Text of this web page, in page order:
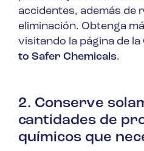
accidentes, además de
eliminación. Obtenga
visitando la página de la
to Safer Chemicals.
2. Conserve
cantidades de
químicos que